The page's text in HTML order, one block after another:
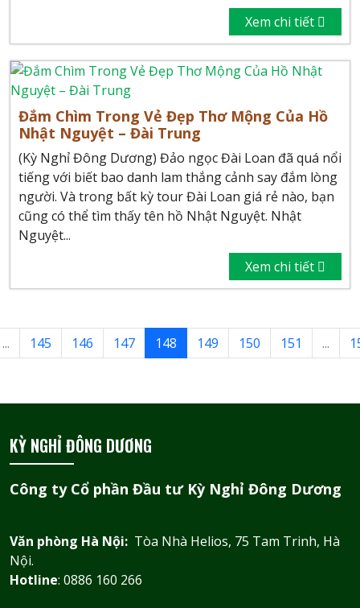
Xem chi tiết
Đắm Chìm Trong Vẻ Đẹp Thơ Mộng Của Hồ
Nhật Nguyệt – Đài Trung
(Kỳ Nghỉ Đông Dương) Đảo ngọc Đài Loan đã quá nổi
tiếng với biết bao danh lam thắng cảnh say đắm lòng
người. Và trong bất kỳ tour Đài Loan giá rẻ nào, bạn
cũng có thể tìm thấy tên hồ Nhật Nguyệt. Nhật
Nguyệt...
Xem chi tiết
... 145 146 147 148 149 150 151 ...
KỲ NGHỈ ĐÔNG DƯƠNG
Công ty Cổ phần Đầu tư Kỳ Nghỉ Đông Dương
Văn phòng Hà Nội: Tòa Nhà Helios, 75 Tam Trinh, Hà
Nội.
Hotline: 0886 160 266